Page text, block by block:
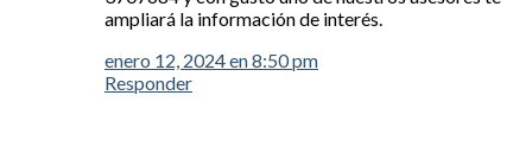
ampliará la información de interés.
enero 12, 2024 en 8:50 pm
Responder